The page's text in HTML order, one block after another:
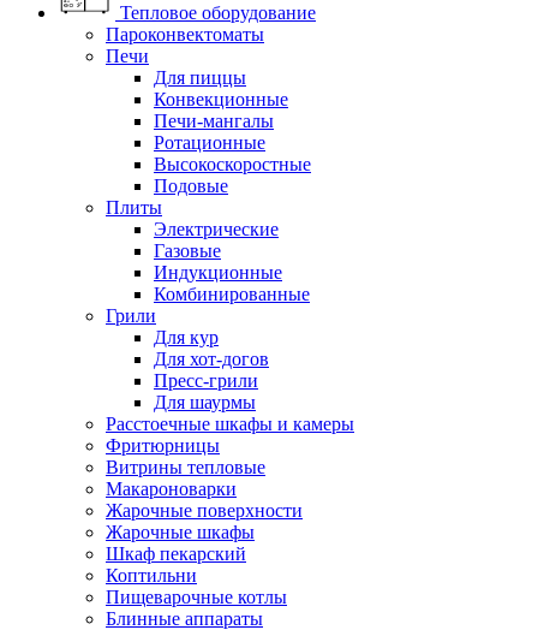
Тепловое оборудование
Пароконвектоматы
Печи
Для пиццы
Конвекционные
Печи-мангалы
Ротационные
Высокоскоростные
Подовые
Плиты
Электрические
Газовые
Индукционные
Комбинированные
Грили
Для кур
Для хот-догов
Пресс-грили
Для шаурмы
Расстоечные шкафы и камеры
Фритюрницы
Витрины тепловые
Макароноварки
Жарочные поверхности
Жарочные шкафы
Шкаф пекарский
Коптильни
Пищеварочные котлы
Блинные аппараты